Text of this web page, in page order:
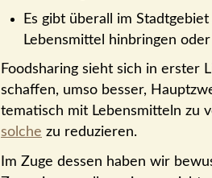
Es gibt überall im Stadt­gebiet
Lebens­mittel hin­bringen
Food­sharing sieht sich in erster
schaffen, umso besser,
tematisch mit Lebens­mitteln zu
solche zu reduzieren.
Im Zuge dessen haben wir